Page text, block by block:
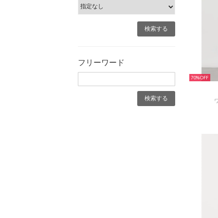
フリーワード
70%